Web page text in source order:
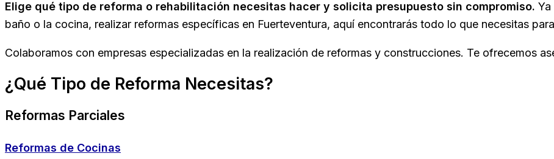
Elige qué tipo de reforma o rehabilitación necesitas hacer y solicita presupuesto sin compromiso.
baño o la cocina, realizar reformas específicas en Fuerteventura, aquí encontrarás todo lo que necesitas
Colaboramos con empresas especializadas en la realización de reformas y construcciones. Te ofrecemos
¿Qué Tipo de Reforma Necesitas?
Reformas Parciales
Reformas de Cocinas